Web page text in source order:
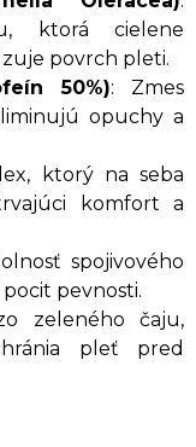
ktorá cielene
povrch pleti.
50%): Zmes
opuchy a
ktorý na seba
komfort a
spojivového
pevnosti.
zeleného čaju,
pleť pred